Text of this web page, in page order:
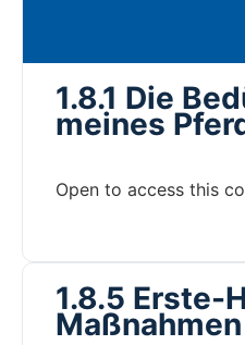
1.8.1 Die
meines
Open to access this
1.8.5 Erste-
Maßnahmen